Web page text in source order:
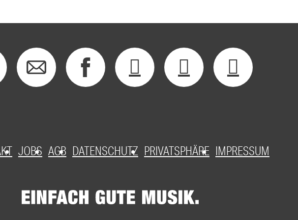
JOBS AGB DATENSCHUTZ PRIVATSPHÄRE IMPRESSUM